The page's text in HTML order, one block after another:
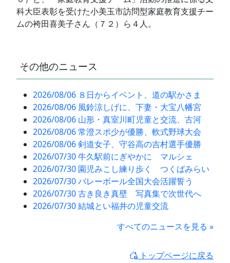
科大臣表彰を受けた小美玉市訪問型家庭教育支援チー
ムの袴田喜美子さん（７２）ら４人。
その他のニュース
2026/08/06 ８日からイベント、道の駅かさま
2026/08/06 風鈴涼しげに、下妻・大宝八幡宮
2026/08/06 山形・真室川町児童と交流、古河
2026/08/06 常澄スポ少が優勝、軟式野球大会
2026/08/06 剣道女子、守谷高の吉村選手優勝
2026/07/30 牛久駅前にぎやかに マルシェ
2026/07/30 園児みこし練り歩く つくばみらい
2026/07/30 バレーボール全国大会活躍誓う
2026/07/30 古き良き真壁 写真集で次世代へ
2026/07/30 結城とい福井の児童交流
すべてのニュースを見る »
トップページに戻る